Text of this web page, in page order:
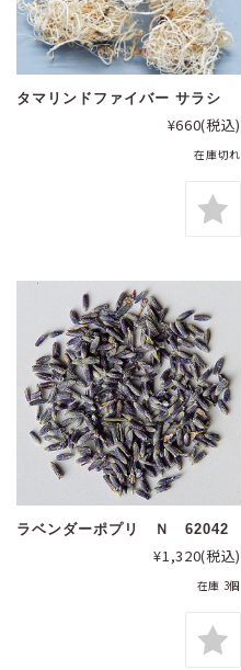
タマリンドファイバー サラシ
¥660(税込)
在庫切れ
ラベンダーポプリ Ｎ 62042
¥1,320(税込)
在庫 3個